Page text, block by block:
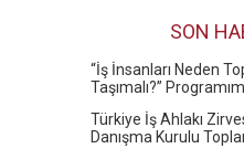
SON
“İş İnsanları Neden
Taşımalı?”
Türkiye İş Ahlakı
Danışma Kurulu